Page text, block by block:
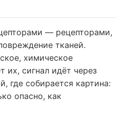
— рецепторами,
тканей.
химическое
их, сигнал идёт через
где собирается картина:
опасно, как